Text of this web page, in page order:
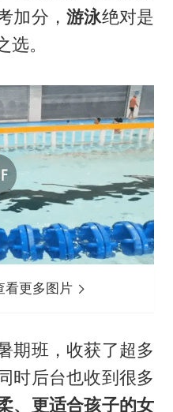
加分，游泳绝对是
。
看更多图片
期班，收获了超多
时后台也收到很多
、更适合孩子的女